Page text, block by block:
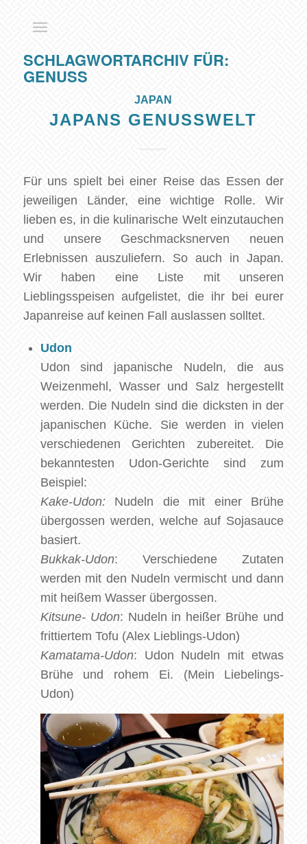
SCHLAGWORTARCHIV FÜR:
GENUSS
JAPAN
JAPANS GENUSSWELT
Für uns spielt bei einer Reise das Essen der
jeweiligen Länder, eine wichtige Rolle. Wir
lieben es, in die kulinarische Welt einzutauchen
und unsere Geschmacksnerven neuen
Erlebnissen auszuliefern. So auch in Japan.
Wir haben eine Liste mit unseren
Lieblingsspeisen aufgelistet, die ihr bei eurer
Japanreise auf keinen Fall auslassen solltet.
Udon
Udon sind japanische Nudeln, die aus
Weizenmehl, Wasser und Salz hergestellt
werden. Die Nudeln sind die dicksten in der
japanischen Küche. Sie werden in vielen
verschiedenen Gerichten zubereitet. Die
bekanntesten Udon-Gerichte sind zum
Beispiel:
Kake-Udon:Nudeln die mit einer Brühe
übergossen werden, welche auf Sojasauce
basiert.
Bukkak-Udon: Verschiedene Zutaten
werden mit den Nudeln vermischt und dann
mit heißem Wasser übergossen.
Kitsune- Udon: Nudeln in heißer Brühe und
frittiertem Tofu (Alex Lieblings-Udon)
Kamatama-Udon: Udon Nudeln mit etwas
Brühe und rohem Ei. (Mein Liebelings-
Udon)